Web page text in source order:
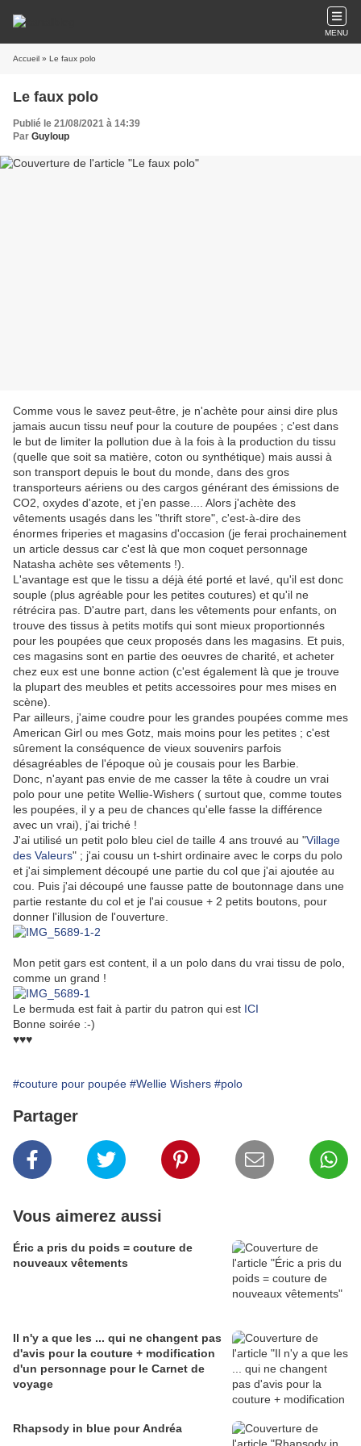
MENU
Accueil » Le faux polo
Le faux polo
Publié le 21/08/2021 à 14:39
Par Guyloup
Comme vous le savez peut-être, je n'achète pour ainsi dire plus
jamais aucun tissu neuf pour la couture de poupées ; c'est dans
le but de limiter la pollution due à la fois à la production du tissu
(quelle que soit sa matière, coton ou synthétique) mais aussi à
son transport depuis le bout du monde, dans des gros
transporteurs aériens ou des cargos générant des émissions de
CO2, oxydes d'azote, et j'en passe.... Alors j'achète des
vêtements usagés dans les "thrift store", c'est-à-dire des
énormes friperies et magasins d'occasion (je ferai prochainement
un article dessus car c'est là que mon coquet personnage
Natasha achète ses vêtements !).
L'avantage est que le tissu a déjà été porté et lavé, qu'il est donc
souple (plus agréable pour les petites coutures) et qu'il ne
rétrécira pas. D'autre part, dans les vêtements pour enfants, on
trouve des tissus à petits motifs qui sont mieux proportionnés
pour les poupées que ceux proposés dans les magasins. Et puis,
ces magasins sont en partie des oeuvres de charité, et acheter
chez eux est une bonne action (c'est également là que je trouve
la plupart des meubles et petits accessoires pour mes mises en
scène).
Par ailleurs, j'aime coudre pour les grandes poupées comme mes
American Girl ou mes Gotz, mais moins pour les petites ; c'est
sûrement la conséquence de vieux souvenirs parfois
désagréables de l'époque où je cousais pour les Barbie.
Donc, n'ayant pas envie de me casser la tête à coudre un vrai
polo pour une petite Wellie-Wishers ( surtout que, comme toutes
les poupées, il y a peu de chances qu'elle fasse la différence
avec un vrai), j'ai triché !
J'ai utilisé un petit polo bleu ciel de taille 4 ans trouvé au "Village
des Valeurs" ; j'ai cousu un t-shirt ordinaire avec le corps du polo
et j'ai simplement découpé une partie du col que j'ai ajoutée au
cou. Puis j'ai découpé une fausse patte de boutonnage dans une
partie restante du col et je l'ai cousue + 2 petits boutons, pour
donner l'illusion de l'ouverture.
Mon petit gars est content, il a un polo dans du vrai tissu de polo,
comme un grand !
Le bermuda est fait à partir du patron qui est ICI
Bonne soirée :-)
♥♥♥
#couture pour poupée #Wellie Wishers #polo
Partager
Vous aimerez aussi
Éric a pris du poids = couture de
nouveaux vêtements
Il n'y a que les ... qui ne changent pas
d'avis pour la couture + modification
d'un personnage pour le Carnet de
voyage
Rhapsody in blue pour Andréa